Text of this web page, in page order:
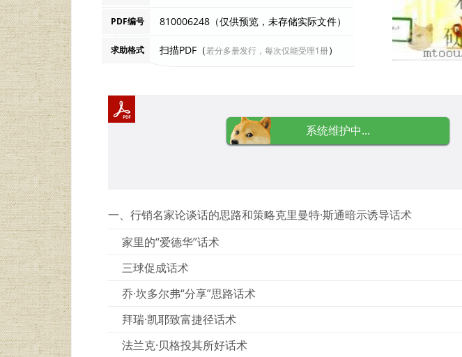
PDF编号 810006248（仅供预览，未存储实际文件）
求助格式 扫描PDF（若分多册发行，每次仅能受理1册）
系统维护中...
一、行销名家论谈话的思路和策略克里曼特·斯通暗示诱导话术
家里的“爱德华”话术
三球促成话术
乔·坎多尔弗“分享”思路话术
拜瑞·凯耶致富捷径话术
法兰克·贝格投其所好话术